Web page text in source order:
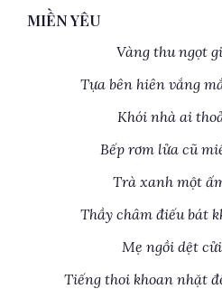
MIỀN YÊU
Vàng thu ngọt
Tựa bên hiên vắng
Khói nhà ai
Bếp rơm lửa cũ
Trà xanh một
Thầy châm điếu bát
Mẹ ngồi dệt
Tiếng thoi khoan nhặt